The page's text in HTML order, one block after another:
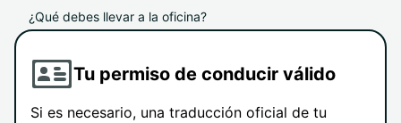
¿Qué debes llevar a la oficina?
Tu permiso de conducir válido
Si es necesario, una traducción oficial de tu